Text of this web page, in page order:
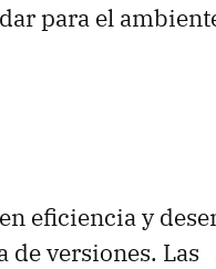
para el
eficiencia y
de versiones. Las